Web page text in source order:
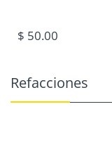
$ 50.00
Refacciones